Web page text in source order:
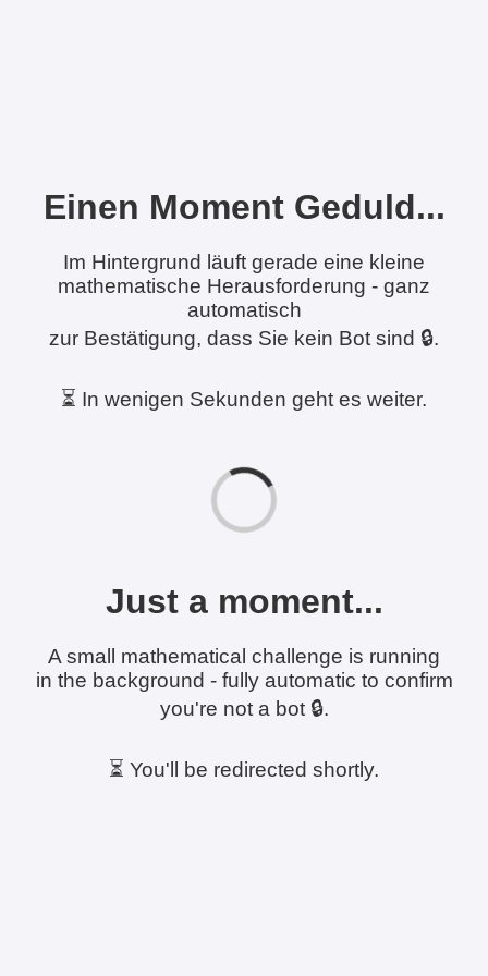
Einen Moment Geduld...
Im Hintergrund läuft gerade eine kleine
mathematische Herausforderung - ganz
automatisch
zur Bestätigung, dass Sie kein Bot sind 🔒.
⏳ In wenigen Sekunden geht es weiter.
Just a moment...
A small mathematical challenge is running
in the background - fully automatic to confirm
you're not a bot 🔒.
⏳ You'll be redirected shortly.